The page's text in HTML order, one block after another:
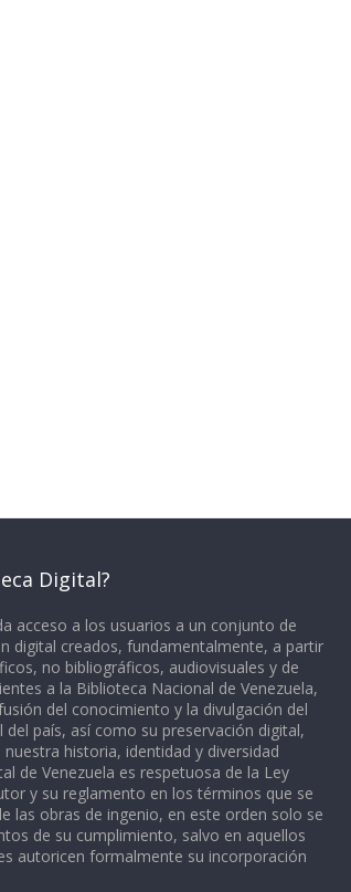
Digital?
acceso a los usuarios a un conjunto de
digital creados, fundamentalmente, a partir
no bibliográficos, audiovisuales y de
a la Biblioteca Nacional de Venezuela,
del conocimiento y la divulgación del
país, así como su preservación digital,
historia, identidad y diversidad
de Venezuela es respetuosa de la Ley
y su reglamento en los términos que se
las obras de ingenio, en este orden solo se
de su cumplimiento, salvo en aquellos
autoricen formalmente su incorporación